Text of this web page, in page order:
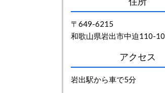
〒649-6215
和歌山県岩出市中迫110-10
アクセス
岩出駅から車で5分